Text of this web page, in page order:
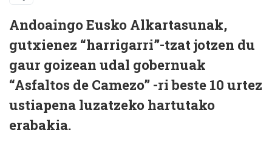
Andoaingo Eusko Alkartasunak,
gutxienez “harrigarri”-tzat jotzen du
gaur goizean udal gobernuak
“Asfaltos de Camezo” -ri beste 10 urtez
ustiapena luzatzeko hartutako
erabakia.